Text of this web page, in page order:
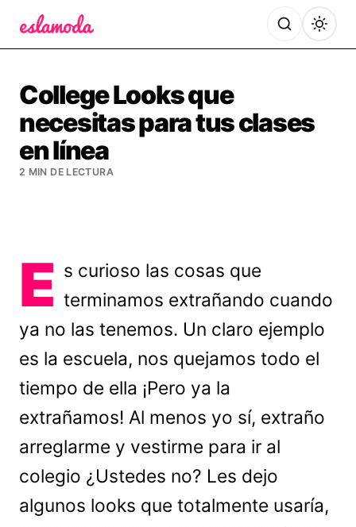
College Looks que
necesitas para tus clases
en línea
2 MIN DE LECTURA
E s curioso las cosas que
terminamos extrañando cuando
ya no las tenemos. Un claro ejemplo
es la escuela, nos quejamos todo el
tiempo de ella ¡Pero ya la
extrañamos! Al menos yo sí, extraño
arreglarme y vestirme para ir al
colegio ¿Ustedes no? Les dejo
algunos looks que totalmente usaría,